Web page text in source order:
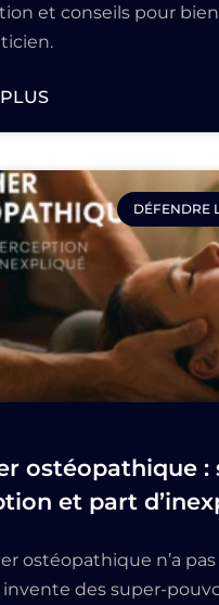
et conseils pour
DÉFENDRE
ostéopathique :
et part
ostéopathique n’a
invente des super-